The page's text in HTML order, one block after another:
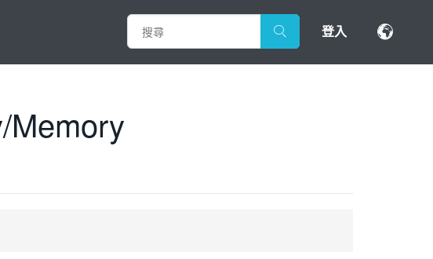
登入
Memory